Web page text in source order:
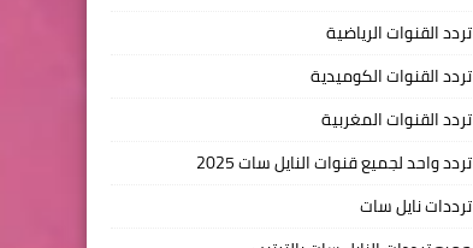
تردد القنوات الرياضية
تردد القنوات الكوميدية
تردد القنوات المغربية
تردد واحد لجميع قنوات النايل سات 2025
ترددات نايل سات